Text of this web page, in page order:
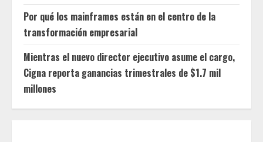
Por qué los mainframes están en el centro de la
transformación empresarial
Mientras el nuevo director ejecutivo asume el cargo,
Cigna reporta ganancias trimestrales de $1.7 mil
millones